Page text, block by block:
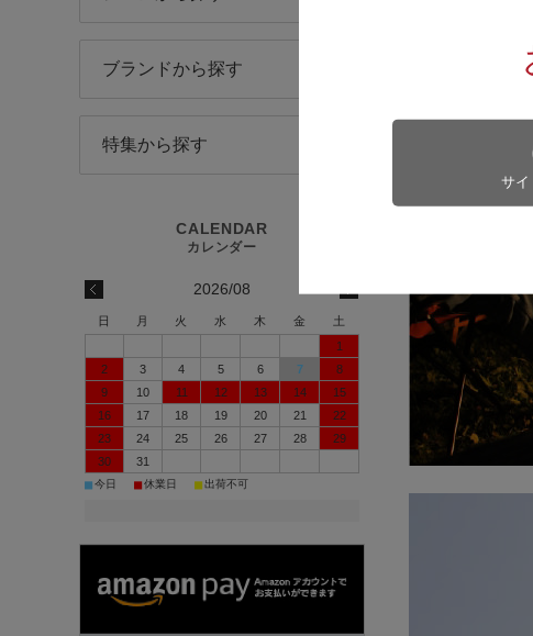
「キャンプ」
て、楽しんでみ
是非一度、鍋
さらに、酒器を
ブランドから探す
特集から探す
2026/08
日 月 火 水 木 金
土
1
2
3 4 5 6 7
8
9
10 11 12 13 14
15
16
17 18 19 20 21
22
23
24 25 26 27 28
29
30
31
■今日 ■休業日 ■出荷不可
サイ